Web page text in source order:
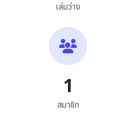
เล่มว่าง
1
สมาชิก